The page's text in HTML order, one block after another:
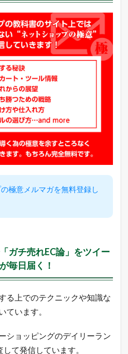
極意メルマガを無料登録し
ガチ売れEC論」をツイー
毎日届く！
る上でのテクニックや知識な
ています。
ショッピングのデイリーラン
て発信しています。